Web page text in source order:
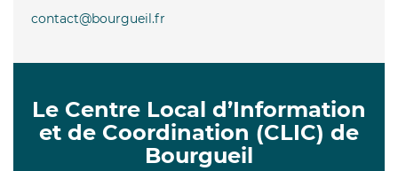
contact@bourgueil.fr
Le Centre Local d’Information
et de Coordination (CLIC) de
Bourgueil